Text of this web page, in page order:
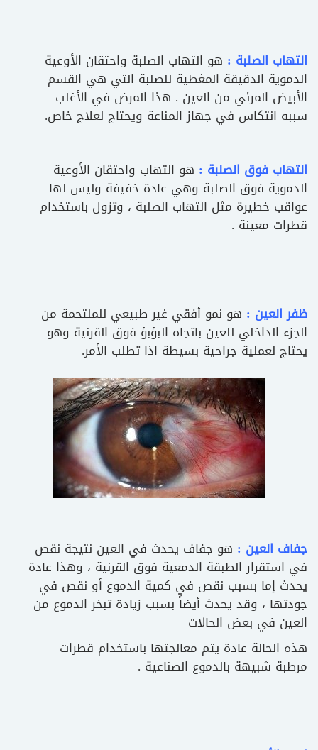
التهاب الصلبة : هو التهاب الصلبة واحتقان الأوعية
الدموية الدقيقة المغطية للصلبة التي هي القسم
الأبيض المرئي من العين . هذا المرض في الأغلب
سببه انتكاس في جهاز المناعة ويحتاج لعلاج خاص.
التهاب فوق الصلبة : هو التهاب واحتقان الأوعية
الدموية فوق الصلبة وهي عادة خفيفة وليس لها
عواقب خطيرة مثل التهاب الصلبة ، وتزول باستخدام
قطرات معينة .
ظفر العين : هو نمو أفقي غير طبيعي للملتحمة من
الجزء الداخلي للعين باتجاه البؤبؤ فوق القرنية وهو
يحتاج لعملية جراحية بسيطة اذا تطلب الأمر.
جفاف العين : هو جفاف يحدث في العين نتيجة نقص
في استقرار الطبقة الدمعية فوق القرنية ، وهذا عادة
يحدث إما بسبب نقص في كمية الدموع أو نقص في
جودتها ، وقد يحدث أيضاً بسبب زيادة تبخر الدموع من
العين في بعض الحالات
هذه الحالة عادة يتم معالجتها باستخدام قطرات
مرطبة شبيهة بالدموع الصناعية .